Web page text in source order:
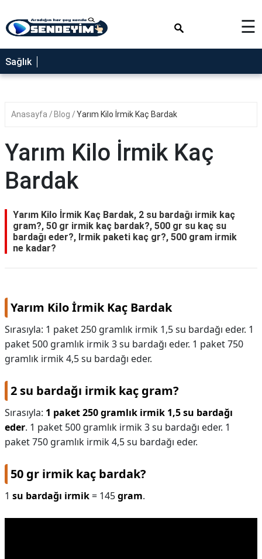
SAĞLIK
NEDİR
YEMEK
RÜYA
GEZİLECEK
BLOG
☰
Sağlık
Anasayfa Blog Yarım Kilo İrmik Kaç Bardak
Yarım Kilo İrmik Kaç
Bardak
Yarım Kilo İrmik Kaç Bardak, 2 su bardağı irmik kaç
gram?, 50 gr irmik kaç bardak?, 500 gr su kaç su
bardağı eder?, Irmik paketi kaç gr?, 500 gram irmik
ne kadar?
Yarım Kilo İrmik Kaç Bardak
Sırasıyla: 1 paket 250 gramlık irmik 1,5 su bardağı eder. 1
paket 500 gramlık irmik 3 su bardağı eder. 1 paket 750
gramlık irmik 4,5 su bardağı eder.
2 su bardağı irmik kaç gram?
Sırasıyla: 1 paket 250 gramlık irmik 1,5 su bardağı
eder. 1 paket 500 gramlık irmik 3 su bardağı eder. 1
paket 750 gramlık irmik 4,5 su bardağı eder.
50 gr irmik kaç bardak?
1 su bardağı irmik= 145gram.